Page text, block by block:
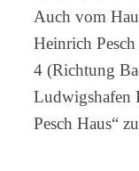
Auch vom
Heinrich
4 (Richtung
Ludwigshafen
Pesch Haus“